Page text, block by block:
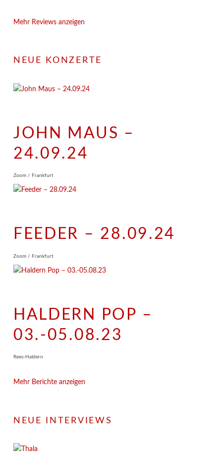
Mehr Reviews anzeigen
NEUE KONZERTE
JOHN MAUS –
24.09.24
Zoom / Frankfurt
FEEDER – 28.09.24
Zoom / Frankfurt
HALDERN POP –
03.-05.08.23
Rees-Haldern
Mehr Berichte anzeigen
NEUE INTERVIEWS